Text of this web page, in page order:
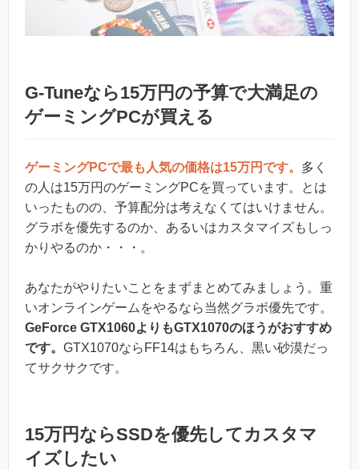
G-Tuneなら15万円の予算で大満足の
ゲーミングPCが買える
ゲーミングPCで最も人気の価格は15万円です。 多く
の人は15万円のゲーミングPCを買っています。とは
いったものの、予算配分は考えなくてはいけません。
グラボを優先するのか、あるいはカスタマイズもしっ
かりやるのか・・・。
あなたがやりたいことをまずまとめてみましょう。重
いオンラインゲームをやるなら当然グラボ優先です。
GeForce GTX1060よりもGTX1070のほうがおすすめ
です。 GTX1070ならFF14はもちろん、黒い砂漠だっ
てサクサクです。
15万円ならSSDを優先してカスタマ
イズしたい